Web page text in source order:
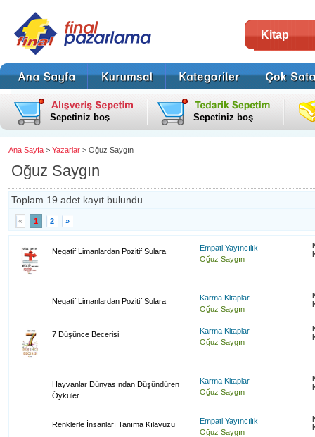
Kitap
Sepetiniz boş Sepetiniz boş
Ana Sayfa > Yazarlar > Oğuz Saygın
Oğuz Saygın
Toplam 19 adet kayıt bulundu
« 1 2 »
Negatif Limanlardan Pozitif Sulara
Empati Yayıncılık
Oğuz Saygın
Negatif Limanlardan Pozitif Sulara
Karma Kitaplar
Oğuz Saygın
7 Düşünce Becerisi
Karma Kitaplar
Oğuz Saygın
Hayvanlar Dünyasından Düşündüren
Öyküler
Karma Kitaplar
Oğuz Saygın
Renklerle İnsanları Tanıma Kılavuzu
Empati Yayıncılık
Oğuz Saygın